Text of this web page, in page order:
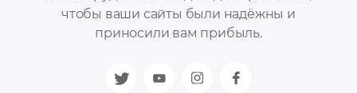
чтобы ваши сайты были надёжны и
приносили вам прибыль.